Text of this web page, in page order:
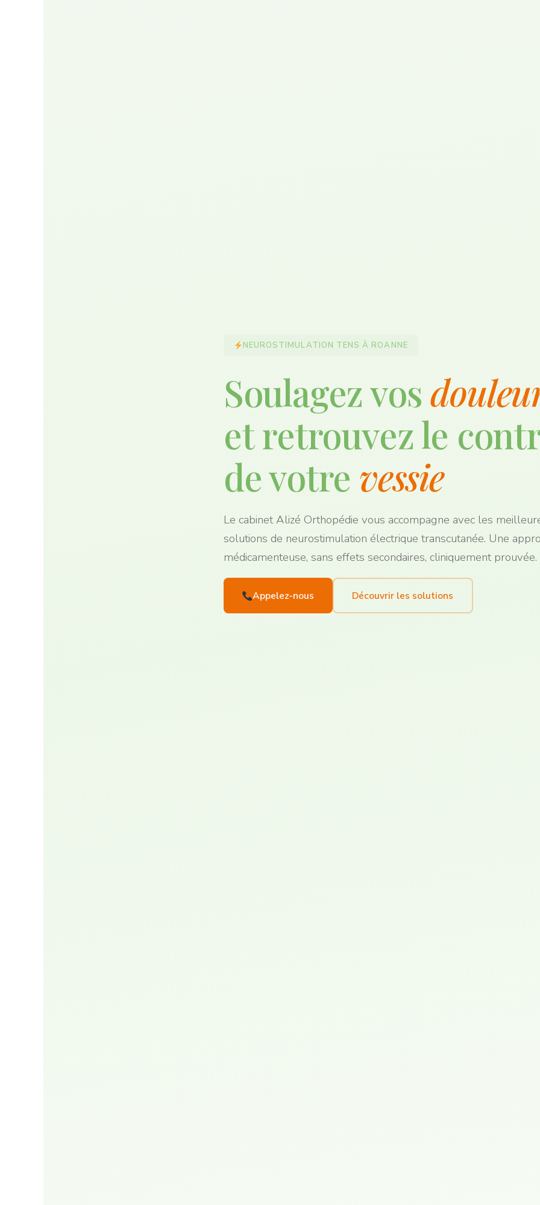
NEUROSTIMULATION TENS À ROANNE
Soulagez vos
et retrouvez le
de votre vessie
Le cabinet Alizé Orthopédie vous accompagne avec les
solutions de neurostimulation électrique transcutanée. Une
médicamenteuse, sans effets secondaires, cliniquement prouvée.
Appelez-nous Découvrir les solutions